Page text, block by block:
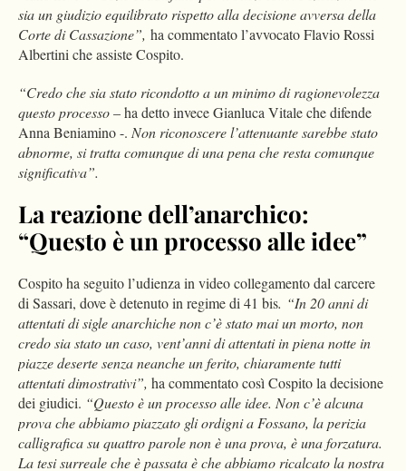
sia un giudizio equilibrato rispetto alla decisione avversa della
Corte di Cassazione”, ha commentato l’avvocato Flavio Rossi
Albertini che assiste Cospito.
“Credo che sia stato ricondotto a un minimo di ragionevolezza
questo processo– ha detto invece Gianluca Vitale che difende
Anna Beniamino -. Non riconoscere l’attenuante sarebbe stato
abnorme, si tratta comunque di una pena che resta comunque
significativa”.
La reazione dell’anarchico:
“Questo è un processo alle idee”
Cospito ha seguito l’udienza in video collegamento dal carcere
di Sassari, dove è detenuto in regime di 41 bis. “In 20 anni di
attentati di sigle anarchiche non c’è stato mai un morto, non
credo sia stato un caso, vent’anni di attentati in piena notte in
piazze deserte senza neanche un ferito, chiaramente tutti
attentati dimostrativi”, ha commentato così Cospito la decisione
dei giudici. “Questo è un processo alle idee. Non c’è alcuna
prova che abbiamo piazzato gli ordigni a Fossano, la perizia
calligrafica su quattro parole non è una prova, è una forzatura.
La tesi surreale che è passata è che abbiamo ricalcato la nostra